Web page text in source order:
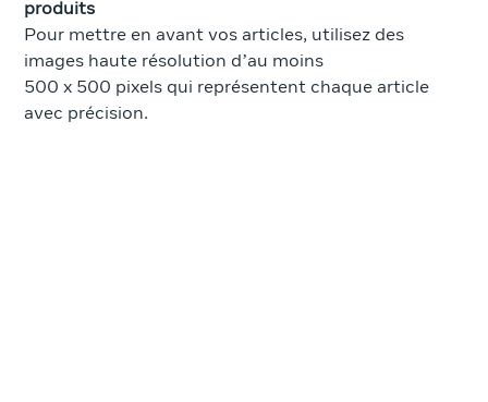
produits
Pour mettre en avant vos articles, utilisez des
images haute résolution d’au moins
500 x 500 pixels qui représentent chaque article
avec précision.